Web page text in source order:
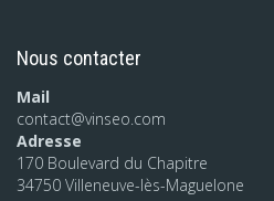
Nous contacter
Mail
contact@vinseo.com
Adresse
170 Boulevard du Chapitre
34750 Villeneuve-lès-Maguelone